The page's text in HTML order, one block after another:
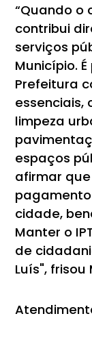
“Quando o
contribui
serviços
Município.
Prefeitura
essenciais,
limpeza
espaços
afirmar
cidade,
Manter o
de
Luís",